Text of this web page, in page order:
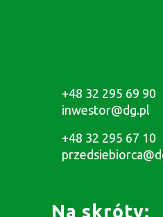
+48 32 295 69 90
inwestor@dg.pl
+48 32 295 67 10
Na skróty: